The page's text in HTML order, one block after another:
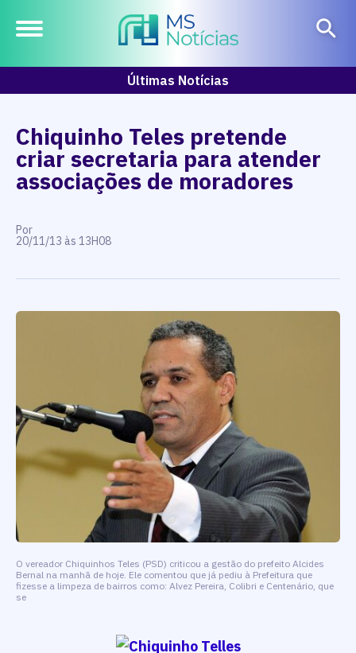
Últimas Notícias
Chiquinho Teles pretende
criar secretaria para atender
associações de moradores
Por
20/11/13 às 13H08
O vereador Chiquinhos Teles (PSD) criticou a gestão do prefeito Alcides
Bernal na manhã de hoje. Ele comentou que já pediu à Prefeitura que
fizesse a limpeza de bairros como: Alvez Pereira, Colibri e Centenário, que
se